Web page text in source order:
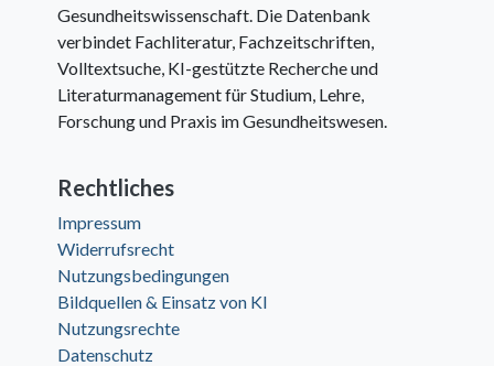
Gesundheitswissenschaft. Die Datenbank
verbindet Fachliteratur, Fachzeitschriften,
Volltextsuche, KI-gestützte Recherche und
Literaturmanagement für Studium, Lehre,
Forschung und Praxis im Gesundheitswesen.
Rechtliches
Impressum
Widerrufsrecht
Nutzungsbedingungen
Bildquellen & Einsatz von KI
Nutzungsrechte
Datenschutz